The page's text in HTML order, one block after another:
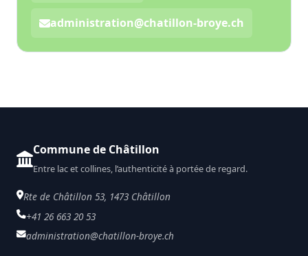
administration@chatillon-broye.ch
Commune de Châtillon
Entre lac et collines, l’authenticité à portée de regard.
Rte de Châtillon 53, 1473 Châtillon
+41 26 663 20 53
administration@chatillon-broye.ch